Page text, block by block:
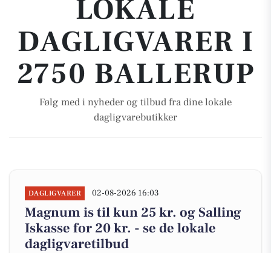
LOKALE
DAGLIGVARER I
2750 BALLERUP
Følg med i nyheder og tilbud fra dine lokale
dagligvarebutikker
DAGLIGVARER 02-08-2026 16:03
Magnum is til kun 25 kr. og Salling
Iskasse for 20 kr. - se de lokale
dagligvaretilbud